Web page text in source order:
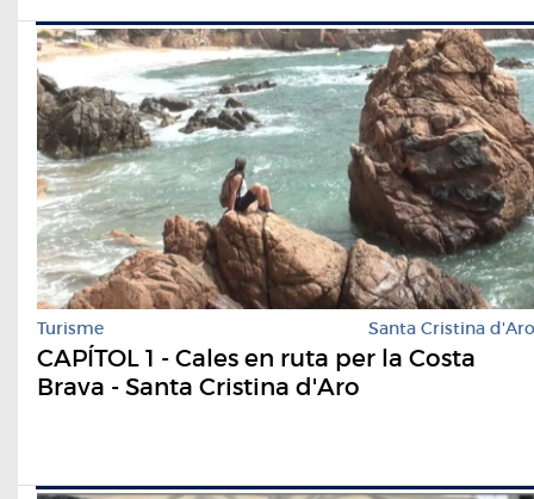
Turisme Santa Cristina d'Aro
CAPÍTOL 1 - Cales en ruta per la Costa
Brava - Santa Cristina d'Aro